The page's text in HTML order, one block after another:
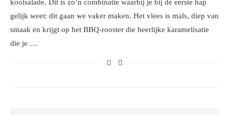
koolsalade. Dit is zo’n combinatie waarbij je bij de eerste hap
gelijk weet: dit gaan we vaker maken. Het vlees is mals, diep van
smaak en krijgt op het BBQ-rooster die heerlijke karamelisatie
die je …